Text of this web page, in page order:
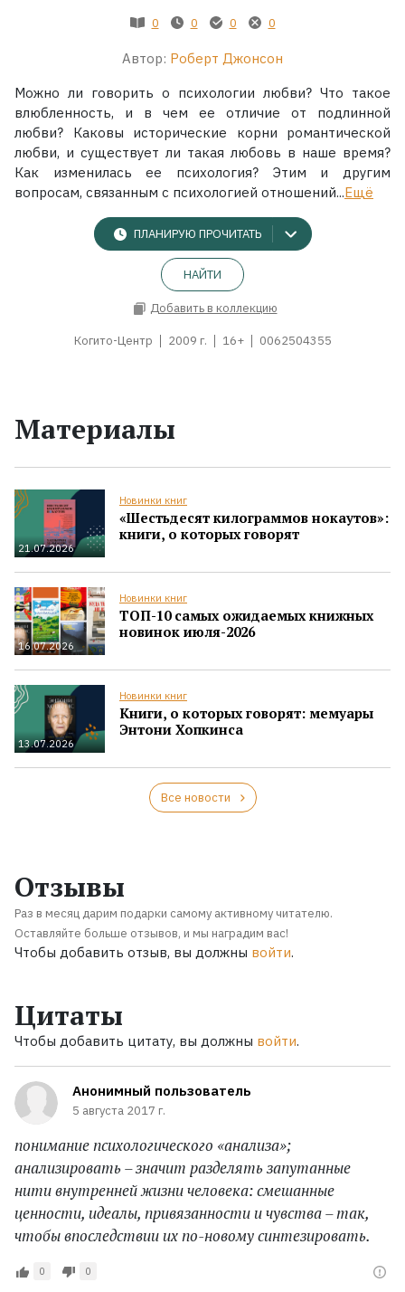
0 0 0 0
Автор: Роберт Джонсон
Можно ли говорить о психологии любви? Что такое
влюбленность, и в чем ее отличие от подлинной
любви? Каковы исторические корни романтической
любви, и существует ли такая любовь в наше время?
Как изменилась ее психология? Этим и другим
вопросам, связанным с психологией отношений...Ещё
ПЛАНИРУЮ ПРОЧИТАТЬ
НАЙТИ
Добавить в коллекцию
Когито-Центр 2009 г. 16+ 0062504355
Материалы
21.07.2026
Новинки книг
«Шестьдесят килограммов нокаутов»:
книги, о которых говорят
16.07.2026
Новинки книг
ТОП-10 самых ожидаемых книжных
новинок июля-2026
13.07.2026
Новинки книг
Книги, о которых говорят: мемуары
Энтони Хопкинса
Все новости
Отзывы
Раз в месяц дарим подарки самому активному читателю.
Оставляйте больше отзывов, и мы наградим вас!
Чтобы добавить отзыв, вы должны войти.
Цитаты
Чтобы добавить цитату, вы должны войти.
Анонимный пользователь
5 августа 2017 г.
понимание психологического «анализа»;
анализировать – значит разделять запутанные
нити внутренней жизни человека: смешанные
ценности, идеалы, привязанности и чувства – так,
чтобы впоследствии их по-новому синтезировать.
0 0